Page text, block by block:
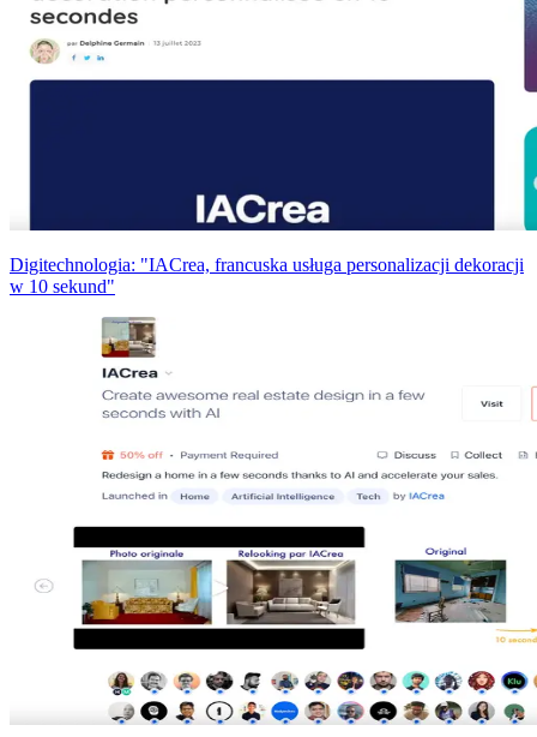
Digitechnologia: "IACrea, francuska usługa personalizacji dekoracji
w 10 sekund"